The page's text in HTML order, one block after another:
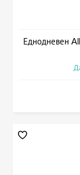
Еднодневен